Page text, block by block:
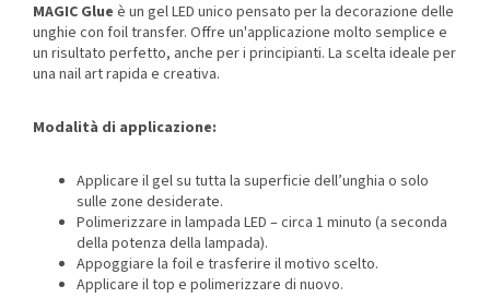
MAGIC Glue è un gel LED unico pensato per la decorazione delle
unghie con foil transfer. Offre un'applicazione molto semplice e
un risultato perfetto, anche per i principianti. La scelta ideale per
una nail art rapida e creativa.
Modalità di applicazione:
Applicare il gel su tutta la superficie dell’unghia o solo
sulle zone desiderate.
Polimerizzare in lampada LED – circa 1 minuto (a seconda
della potenza della lampada).
Appoggiare la foil e trasferire il motivo scelto.
Applicare il top e polimerizzare di nuovo.